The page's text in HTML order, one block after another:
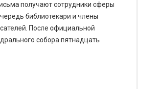
получают сотрудники сферы
библиотекари и члены
После официальной
собора пятнадцать